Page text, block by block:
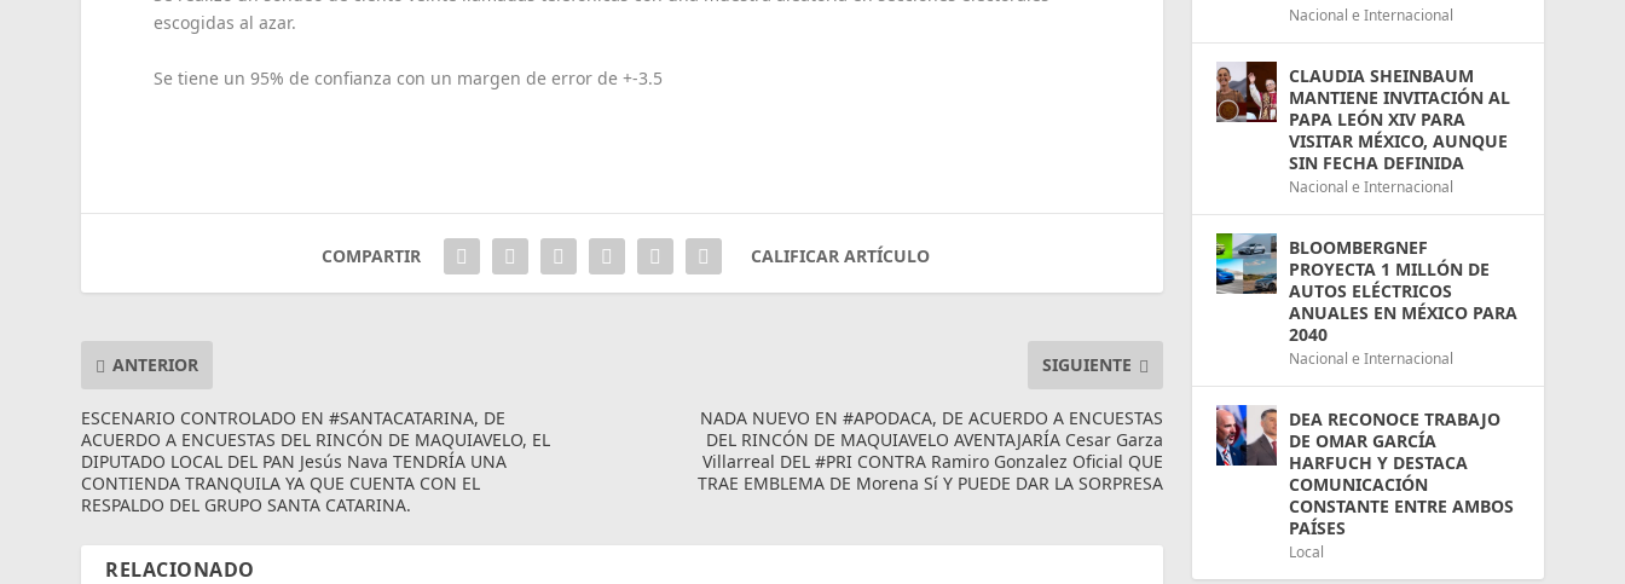
escogidas al azar.
Se tiene un 95% de confianza con un margen de error de +-3.5
COMPARTIR CALIFICAR ARTÍCULO
ANTERIOR
ESCENARIO CONTROLADO EN #SANTACATARINA, DE
ACUERDO A ENCUESTAS DEL RINCÓN DE MAQUIAVELO, EL
DIPUTADO LOCAL DEL PAN Jesús Nava TENDRÍA UNA
CONTIENDA TRANQUILA YA QUE CUENTA CON EL
RESPALDO DEL GRUPO SANTA CATARINA.
SIGUIENTE
NADA NUEVO EN #APODACA, DE ACUERDO A ENCUESTAS
DEL RINCÓN DE MAQUIAVELO AVENTAJARÍA Cesar Garza
Villarreal DEL #PRI CONTRA Ramiro Gonzalez Oficial QUE
TRAE EMBLEMA DE Morena Sí Y PUEDE DAR LA SORPRESA
RELACIONADO
Nacional e Internacional
CLAUDIA SHEINBAUM
MANTIENE INVITACIÓN AL
PAPA LEÓN XIV PARA
VISITAR MÉXICO, AUNQUE
SIN FECHA DEFINIDA
Nacional e Internacional
BLOOMBERGNEF
PROYECTA 1 MILLÓN DE
AUTOS ELÉCTRICOS
ANUALES EN MÉXICO PARA
2040
Nacional e Internacional
DEA RECONOCE TRABAJO
DE OMAR GARCÍA
HARFUCH Y DESTACA
COMUNICACIÓN
CONSTANTE ENTRE AMBOS
PAÍSES
Local